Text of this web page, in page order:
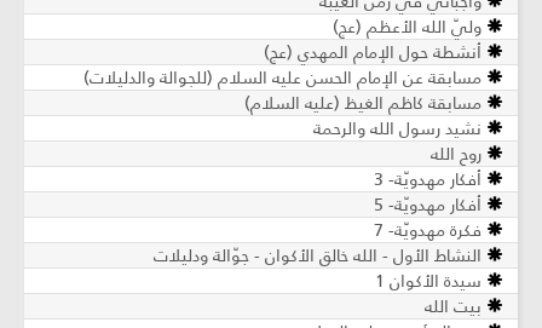
وليّ الله الأعظم (عج)
أنشطة حول الإمام المهدي (عج)
مسابقة عن الإمام الحسن عليه السلام (للجوالة والدليلات)
مسابقة كاظم الغيظ (عليه السلام)
نشيد رسول الله والرحمة
روح الله
أفكار مهدويّة- 3
أفكار مهدويّة- 5
فكرة مهدويّة- 7
النشاط الأول - الله خالق الأكوان - جوّالة ودليلات
سيدة الأكوان 1
بيت الله